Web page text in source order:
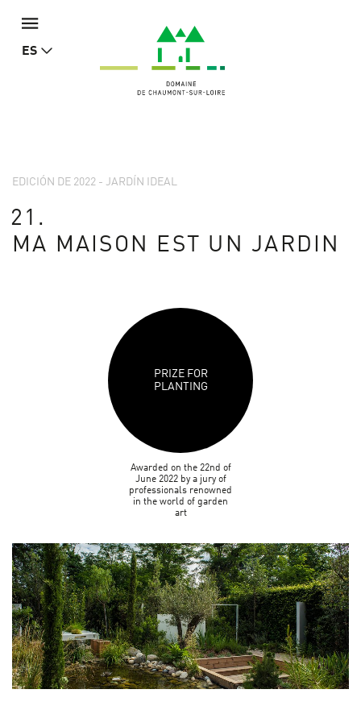
ES
EDICIÓN DE 2022 - JARDÍN IDEAL
21.
MA MAISON EST UN JARDIN
PRIZE FOR
PLANTING
Awarded on the 22nd of
June 2022 by a jury of
professionals renowned
in the world of garden
art